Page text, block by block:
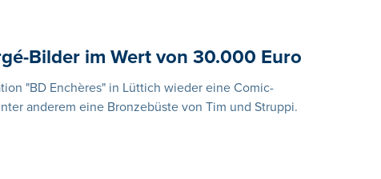
Bilder im Wert von 30.000 Euro
"BD Enchères" in Lüttich wieder eine Comic-
anderem eine Bronzebüste von Tim und Struppi.